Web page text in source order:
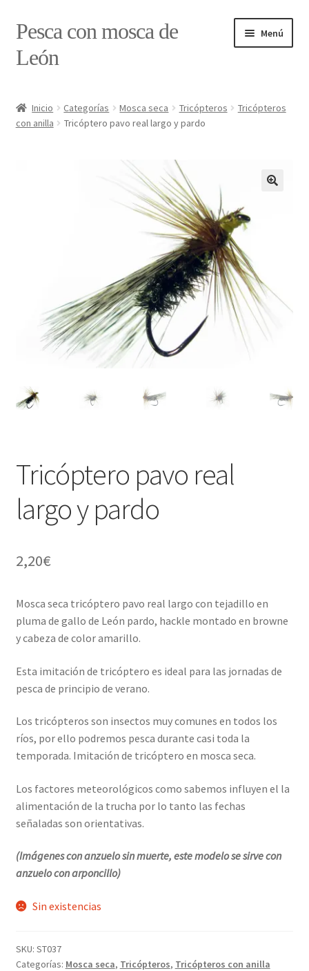
Ir
a
Ir
al
contenido
Pesca con mosca de
León
Menú
#7897 (sin título)
Estado de tramos de pesca
Realizar pedido
Regístrate al canal de noticias
Inicio Categorías Mosca seca Tricópteros
Tricópteros
con anilla
Tricóptero pavo real largo y pardo
Tricóptero pavo real
largo y pardo
2,20€
Mosca seca tricóptero pavo real largo con tejadillo en
pluma de gallo de León pardo, hackle montado en browne
y cabeza de color amarillo.
Esta imitación de tricóptero es ideal para las jornadas de
pesca de principio de verano.
Los tricópteros son insectos muy comunes en todos los
ríos, por ello podremos pesca durante casi toda la
temporada. Imitación de tricóptero en mosca seca.
Los factores meteorológicos como sabemos influyen el la
alimentación de la trucha por lo tanto las fechas
señaladas son orientativas.
(Imágenes con anzuelo sin muerte, este modelo se sirve con
anzuelo con arponcillo)
Sin existencias
SKU: ST037
Categorías: Mosca seca, Tricópteros, Tricópteros con anilla